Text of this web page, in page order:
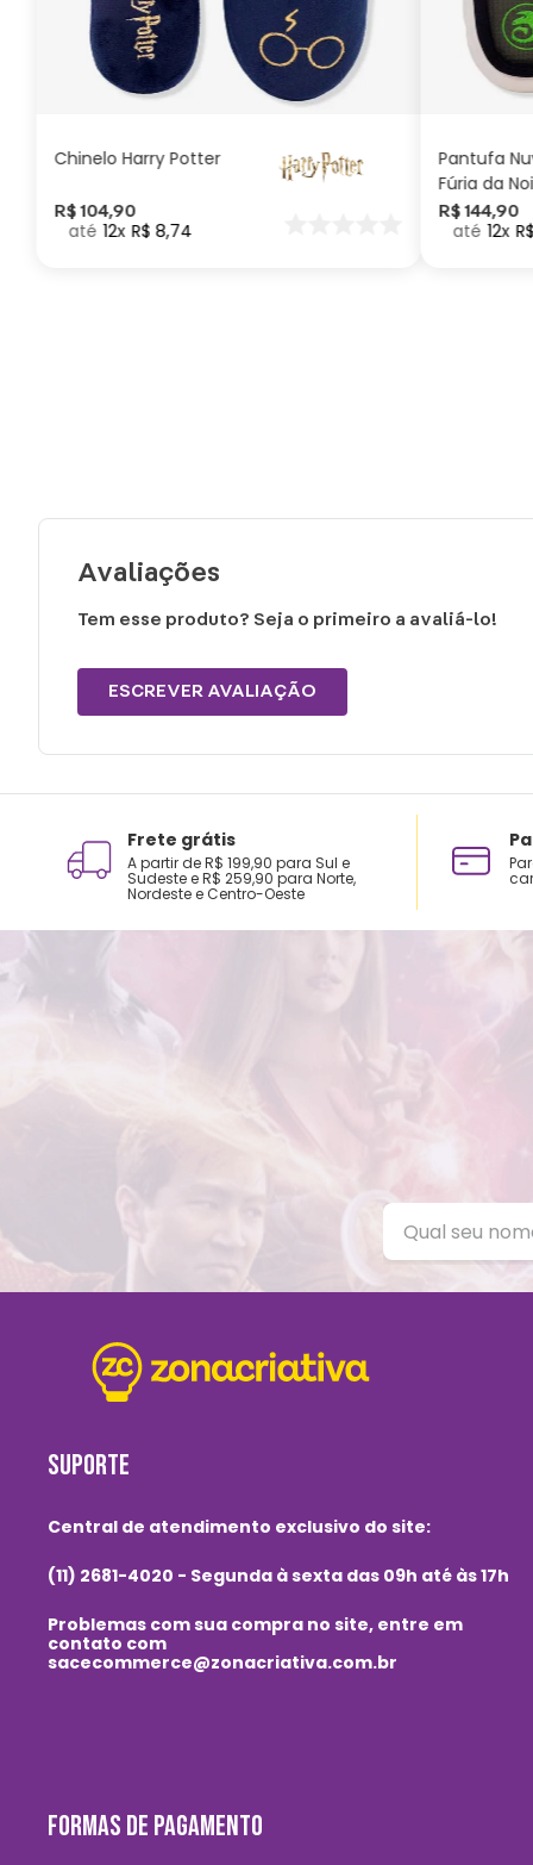
Chinelo Harry Potter
R$ 104,90
12 R$ 8,74
G GG M P
ADICIONAR AO
CARRINHO
Pantufa
Fúria da
Como
seu Dragão
R$ 144,90
12 R$
Avaliações
Tem esse produto? Seja o primeiro a avaliá-lo!
ESCREVER AVALIAÇÃO
Frete grátis
A partir de R$ 199,90 para Sul e
Sudeste e R$ 259,90 para Norte,
Nordeste e Centro-Oeste
SUPORTE
Central de atendimento exclusivo do site:
(11) 2681-4020 - Segunda à sexta das 09h até às 17h
Problemas com sua compra no site, entre em
contato com
sacecommerce@zonacriativa.com.br
FORMAS DE PAGAMENTO